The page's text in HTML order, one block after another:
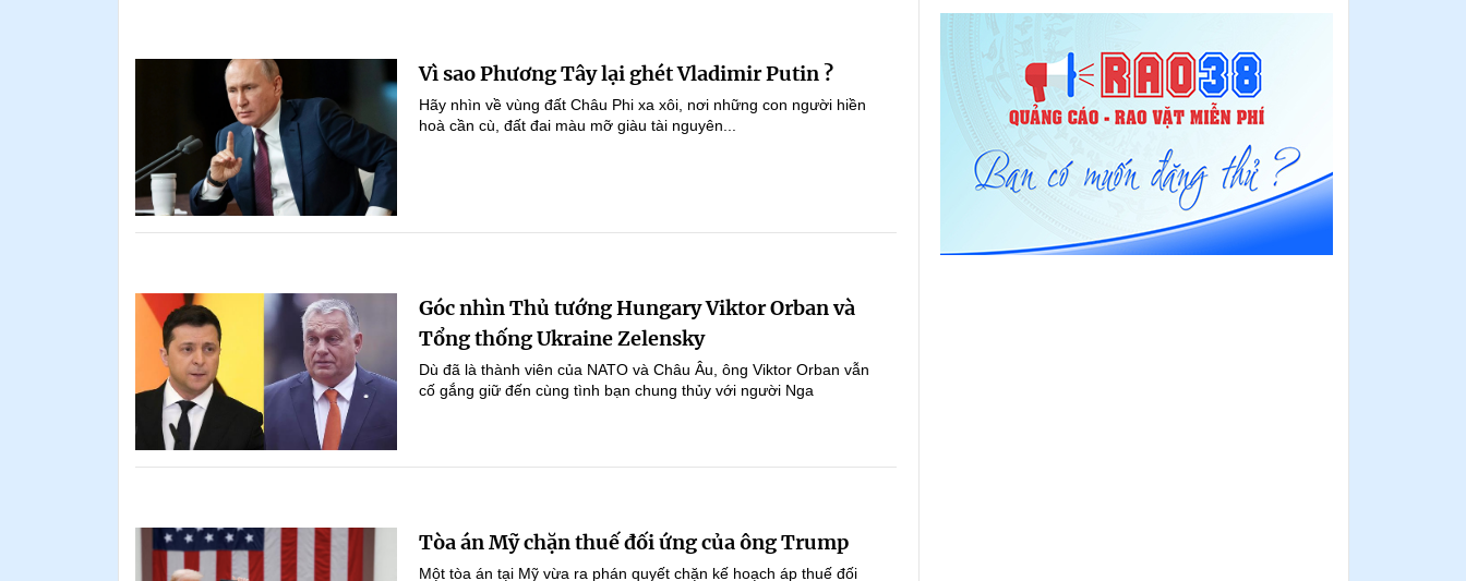
Vì sao Phương Tây lại ghét Vladimir Putin ?
Hãy nhìn về vùng đất Châu Phi xa xôi, nơi những con người hiền
hoà cần cù, đất đai màu mỡ giàu tài nguyên...
Góc nhìn Thủ tướng Hungary Viktor Orban và
Tổng thống Ukraine Zelensky
Dù đã là thành viên của NATO và Châu Âu, ông Viktor Orban vẫn
cố gắng giữ đến cùng tình bạn chung thủy với người Nga
Tòa án Mỹ chặn thuế đối ứng của ông Trump
Một tòa án tại Mỹ vừa ra phán quyết chặn kế hoạch áp thuế đối